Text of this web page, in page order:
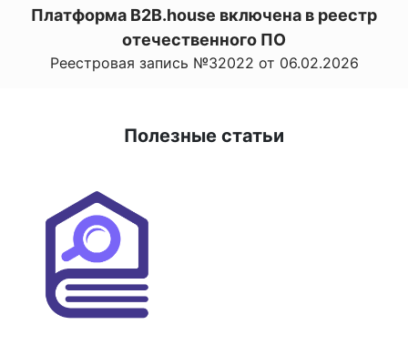
Платформа B2B.house включена в реестр
отечественного ПО
Реестровая запись №32022 от 06.02.2026
Полезные статьи